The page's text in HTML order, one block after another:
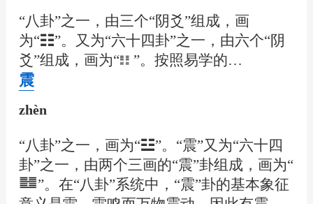
“八卦”之一，由三个“阴爻”组成，画
为“☷”。又为“六十四卦”之一，由六个“阴
爻”组成，画为“
”。按照易学的…
震
zhèn
“八卦”之一，画为“☳”。“震”又为“六十四
卦”之一，由两个三画的“震”卦组成，画为“
”。在“八卦”系统中，“震”卦的基本象征